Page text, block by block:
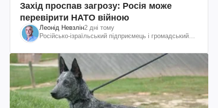
Захід проспав загрозу: Росія може
перевірити НАТО війною
Леонід Невзлін2 дні тому
Російсько-ізраїльський підприємець і громадський